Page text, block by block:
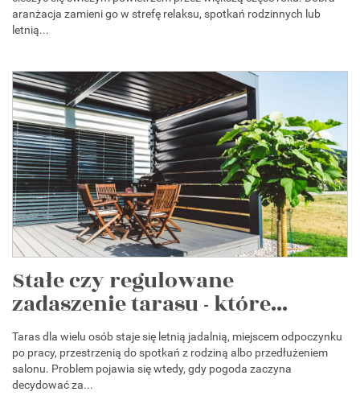
aranżacja zamieni go w strefę relaksu, spotkań rodzinnych lub
letnią...
Stałe czy regulowane
zadaszenie tarasu - które...
Taras dla wielu osób staje się letnią jadalnią, miejscem odpoczynku
po pracy, przestrzenią do spotkań z rodziną albo przedłużeniem
salonu. Problem pojawia się wtedy, gdy pogoda zaczyna
decydować za...